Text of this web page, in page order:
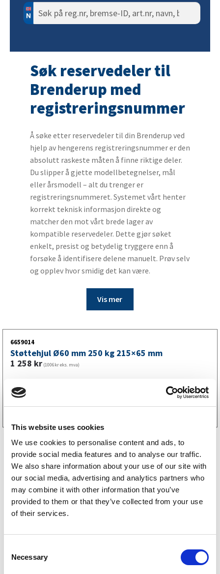
This website uses cookies
We use cookies to personalise content and ads, to
provide social media features and to analyse our traffic.
We also share information about your use of our site with
our social media, advertising and analytics partners who
may combine it with other information that you’ve
provided to them or that they’ve collected from your use
of their services.
Necessary
Søk
etter:
Søk reservedeler til
Brenderup med
registreringsnummer
Å søke etter reservedeler til din Brenderup ved
hjelp av hengerens registreringsnummer er den
absolutt raskeste måten å finne riktige deler.
Du slipper å gjette modellbetegnelser, mål
eller årsmodell – alt du trenger er
registreringsnummeret. Systemet vårt henter
korrekt teknisk informasjon direkte og
matcher den mot vårt brede lager av
kompatible reservedeler. Dette gjør søket
enkelt, presist og betydelig tryggere enn å
forsøke å identifisere delene manuelt. Prøv selv
og opplev hvor smidig det kan være.
Vis mer
6659014
Støttehjul Ø60 mm 250 kg 215×65 mm
1 258 kr (1006kr eks. mva)
Fogelsta reservedeler